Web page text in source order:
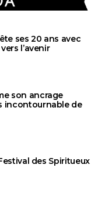
ses 20 ans avec
l’avenir
son ancrage
incontournable de
des Spiritueux